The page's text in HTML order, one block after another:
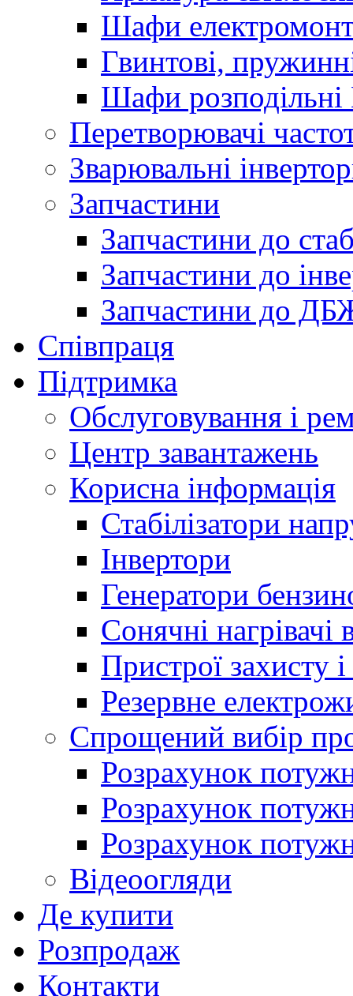
Шафи
Гвинтові,
Шафи розподільні
Перетворювачі
Зварювальні
Запчастини
Запчастини до
Запчастини до
Запчастини до
Співпраця
Підтримка
Обслуговування і
Центр завантажень
Корисна інформація
Стабілізатори
Інвертори
Генератори
Сонячні нагрівачі
Пристрої захисту і
Резервне
Спрощений вибір
Розрахунок
Розрахунок
Розрахунок
Відеоогляди
Де купити
Розпродаж
Контакти